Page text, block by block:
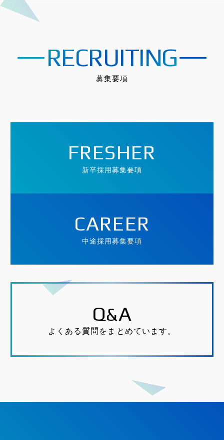
RECRUITING
募集要項
FRESHER
新卒採用募集要項
CAREER
中途採用募集要項
Q&A
よくある質問をまとめています。